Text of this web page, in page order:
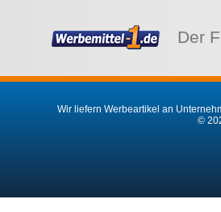
Der
Wir liefern Werbeartikel an
©